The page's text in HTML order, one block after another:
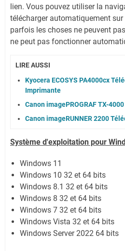
lien. Vous pouvez utiliser la
télécharger automatiquement sur
parfois les choses ne peuvent
ne peut pas fonctionner
LIRE AUSSI
Kyocera ECOSYS PA4000cx
Imprimante
Canon imagePROGRAF TX-
Canon imageRUNNER 2200
Système d'exploitation pour
Windows 11
Windows 10 32 et 64 bits
Windows 8.1 32 et 64 bits
Windows 8 32 et 64 bits
Windows 7 32 et 64 bits
Windows Vista 32 et 64 bits
Windows Server 2022 64 bits